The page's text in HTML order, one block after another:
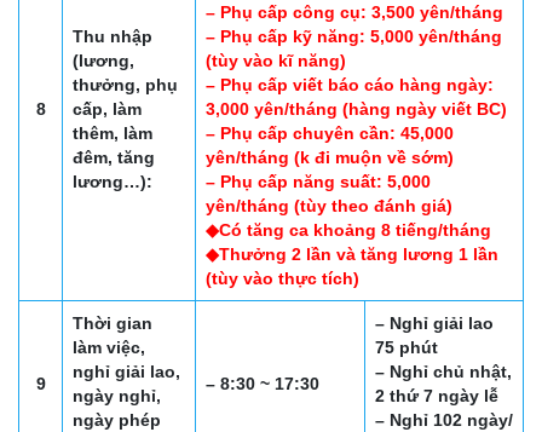
8
Thu nhập
(lương,
thưởng, phụ
cấp, làm
thêm, làm
đêm, tăng
lương…):
– Phụ cấp công cụ: 3,500 yên/tháng
– Phụ cấp kỹ năng: 5,000 yên/tháng
(tùy vào kĩ năng)
– Phụ cấp viết báo cáo hàng ngày:
3,000 yên/tháng (hàng ngày viết BC)
– Phụ cấp chuyên cần: 45,000
yên/tháng (k đi muộn về sớm)
– Phụ cấp năng suất: 5,000
yên/tháng (tùy theo đánh giá)
◆Có tăng ca khoảng 8 tiếng/tháng
◆Thưởng 2 lần và tăng lương 1 lần
(tùy vào thực tích)
9
Thời gian
làm việc,
nghỉ giải lao,
ngày nghỉ,
ngày phép
– 8:30 ~ 17:30
– Nghỉ giải lao
75 phút
– Nghỉ chủ nhật,
2 thứ 7 ngày lễ
– Nghỉ 102 ngày/